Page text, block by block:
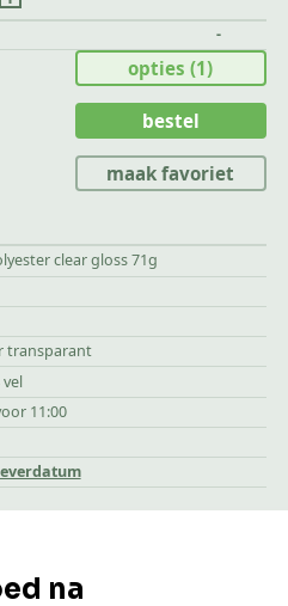
-
clear gloss 71g
transparant
11:00
opties(1)
bestel
maak favoriet
in euro en exclusief btw